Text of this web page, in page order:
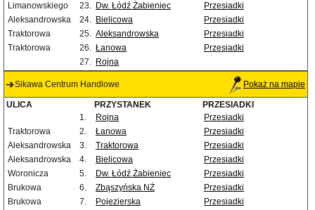
Limanowskiego
23. Dw. Łódź Żabieniec
Przesiadki
Aleksandrowska
24. Bielicowa
Przesiadki
Traktorowa
25. Aleksandrowska
Przesiadki
Traktorowa
26. Łanowa
Przesiadki
27. Rojna
Sikawa Centrum Handlowe Pokaż na mapie
ULICA PRZYSTANEK
PRZESIADKI
1.
Rojna
Przesiadki
Traktorowa
2. Łanowa
Przesiadki
Aleksandrowska
3. Traktorowa
Przesiadki
Aleksandrowska
4. Bielicowa
Przesiadki
Woronicza
5. Dw. Łódź Żabieniec
Przesiadki
Brukowa
6. Zbąszyńska NŻ
Przesiadki
Brukowa
7. Pojezierska
Przesiadki